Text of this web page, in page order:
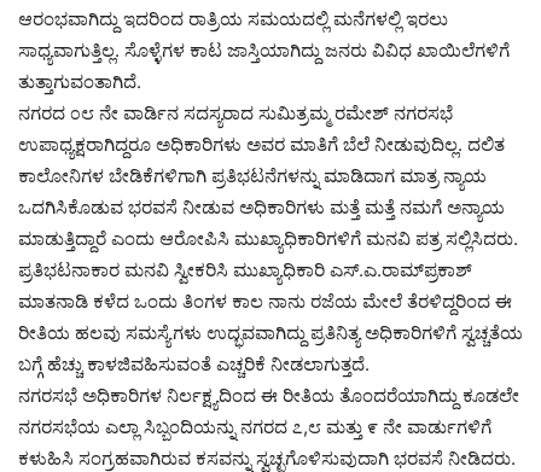
ಆರಂಭವಾಗಿದ್ದು ಇದರಿಂದ ರಾತ್ರಿಯ ಸಮಯದಲ್ಲಿ ಮನೆಗಳಲ್ಲಿ ಇರಲು
ಸಾಧ್ಯವಾಗುತ್ತಿಲ್ಲ. ಸೊಳ್ಳೆಗಳ ಕಾಟ ಜಾಸ್ತಿಯಾಗಿದ್ದು ಜನರು ವಿವಿಧ ಖಾಯಿಲೆಗಳಿಗೆ
ತುತ್ತಾಗುವಂತಾಗಿದೆ.
ನಗರದ ೦೮ ನೇ ವಾರ್ಡಿನ ಸದಸ್ಯರಾದ ಸುಮಿತ್ರಮ್ಮ ರಮೇಶ್ ನಗರಸಭೆ
ಉಪಾಧ್ಯಕ್ಷರಾಗಿದ್ದರೂ ಅಧಿಕಾರಿಗಳು ಅವರ ಮಾತಿಗೆ ಬೆಲೆ ನೀಡುವುದಿಲ್ಲ. ದಲಿತ
ಕಾಲೋನಿಗಳ ಬೇಡಿಕೆಗಳಿಗಾಗಿ ಪ್ರತಿಭಟನೆಗಳನ್ನು ಮಾಡಿದಾಗ ಮಾತ್ರ ನ್ಯಾಯ
ಒದಗಿಸಿಕೊಡುವ ಭರವಸೆ ನೀಡುವ ಅಧಿಕಾರಿಗಳು ಮತ್ತೆ ಮತ್ತೆ ನಮಗೆ ಅನ್ಯಾಯ
ಮಾಡುತ್ತಿದ್ದಾರೆ ಎಂದು ಆರೋಪಿಸಿ ಮುಖ್ಯಾಧಿಕಾರಿಗಳಿಗೆ ಮನವಿ ಪತ್ರ ಸಲ್ಲಿಸಿದರು.
ಪ್ರತಿಭಟನಾಕಾರ ಮನವಿ ಸ್ವೀಕರಿಸಿ ಮುಖ್ಯಾಧಿಕಾರಿ ಎಸ್.ಎ.ರಾಮ್‌ಪ್ರಕಾಶ್
ಮಾತನಾಡಿ ಕಳೆದ ಒಂದು ತಿಂಗಳ ಕಾಲ ನಾನು ರಜೆಯ ಮೇಲೆ ತೆರಳಿದ್ದರಿಂದ ಈ
ರೀತಿಯ ಹಲವು ಸಮಸ್ಯೆಗಳು ಉದ್ಭವವಾಗಿದ್ದು ಪ್ರತಿನಿತ್ಯ ಅಧಿಕಾರಿಗಳಿಗೆ ಸ್ವಚ್ಚತೆಯ
ಬಗ್ಗೆ ಹೆಚ್ಚು ಕಾಳಜಿವಹಿಸುವಂತೆ ಎಚ್ಚರಿಕೆ ನೀಡಲಾಗುತ್ತದೆ.
ನಗರಸಭೆ ಅಧಿಕಾರಿಗಳ ನಿರ್ಲಕ್ಷ್ಯದಿಂದ ಈ ರೀತಿಯ ತೊಂದರೆಯಾಗಿದ್ದು ಕೂಡಲೇ
ನಗರಸಭೆಯ ಎಲ್ಲಾ ಸಿಬ್ಬಂದಿಯನ್ನು ನಗರದ ೭,೮ ಮತ್ತು ೯ ನೇ ವಾರ್ಡುಗಳಿಗೆ
ಕಳುಹಿಸಿ ಸಂಗ್ರಹವಾಗಿರುವ ಕಸವನ್ನು ಸ್ವಚ್ಛಗೊಳಿಸುವುದಾಗಿ ಭರವಸೆ ನೀಡಿದರು.